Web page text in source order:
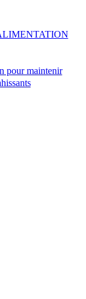
pour maintenir